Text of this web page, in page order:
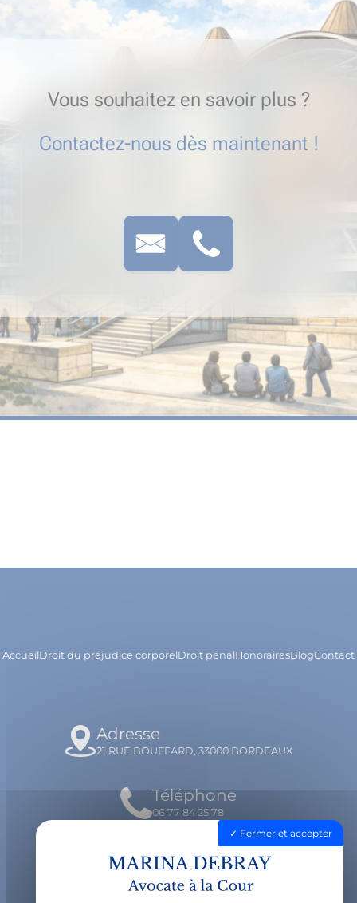
Vous souhaitez en savoir plus ?
Contactez-nous dès maintenant !
AccueilDroit du préjudice corporelDroit pénalHonorairesBlogContact
Adresse
21 RUE BOUFFARD, 33000 BORDEAUX
Téléphone
06 77 84 25 78
Email
contact@avocatdebray.fr
Fermer et accepter